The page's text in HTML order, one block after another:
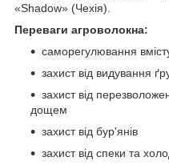
«Shadow» (Чехія).
Переваги агроволокна:
саморегулювання
захист від видування
захист від
дощем
захист від бур'янів
захист від спеки та